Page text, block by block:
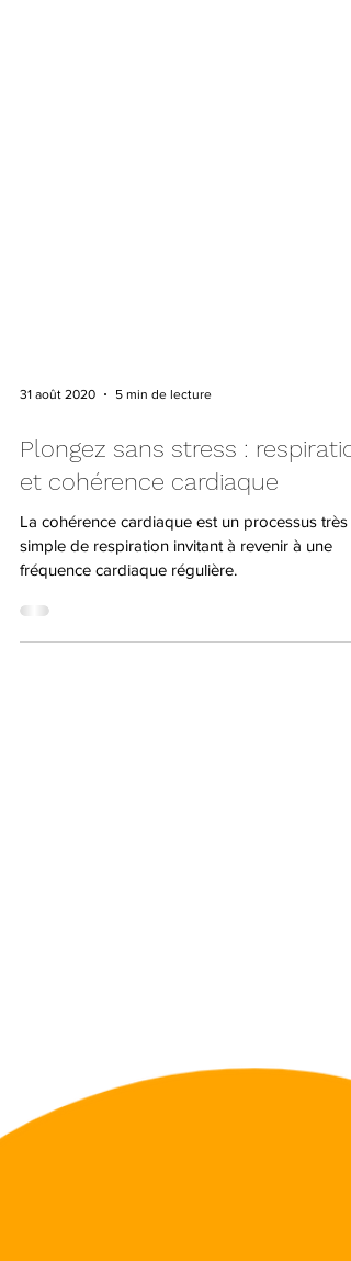
Plongez sans stress :
et cohérence cardiaque
La cohérence cardiaque est un processus très
simple de respiration invitant à revenir à une
fréquence cardiaque régulière.